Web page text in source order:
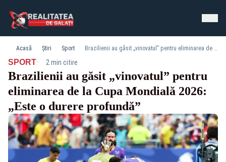
Acasă Știri Sport Brazilienii au găsit „vinovatul” pentru eliminarea de la Cupa Mondială 2026: „Este o durere profundă”
SPORT· 2 min citire
Brazilienii au găsit „vinovatul” pentru
eliminarea de la Cupa Mondială 2026:
„Este o durere profundă”